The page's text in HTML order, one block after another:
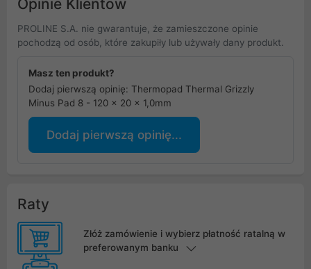
Opinie Klientów
PROLINE S.A. nie gwarantuje, że zamieszczone opinie
pochodzą od osób, które zakupiły lub używały dany produkt.
Masz ten produkt?
Dodaj pierwszą opinię: Thermopad Thermal Grizzly
Minus Pad 8 - 120 x 20 x 1,0mm
Dodaj pierwszą opinię...
Raty
Złóż zamówienie i wybierz płatność ratalną w
preferowanym banku